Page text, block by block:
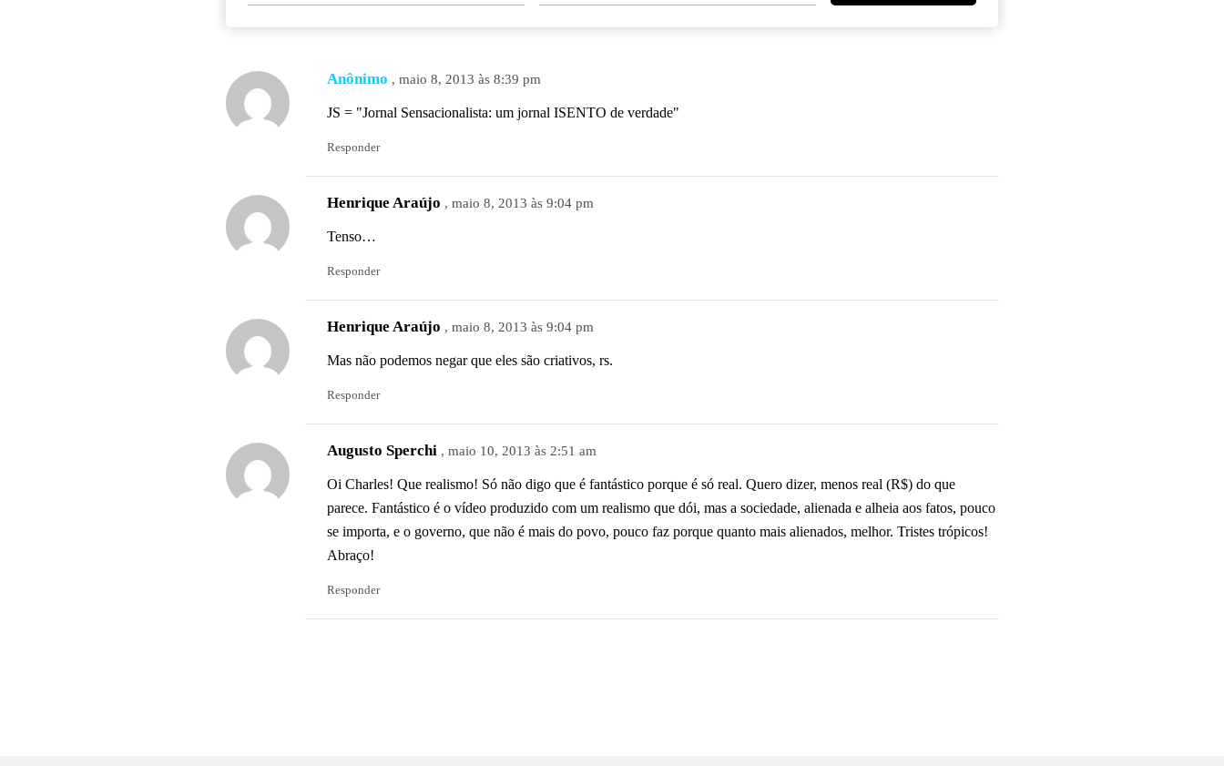
Anônimo , maio 8, 2013 às 8:39 pm
JS = "Jornal Sensacionalista: um jornal ISENTO de verdade"
Responder
Henrique Araújo , maio 8, 2013 às 9:04 pm
Tenso…
Responder
Henrique Araújo , maio 8, 2013 às 9:04 pm
Mas não podemos negar que eles são criativos, rs.
Responder
Augusto Sperchi , maio 10, 2013 às 2:51 am
Oi Charles! Que realismo! Só não digo que é fantástico porque é só real. Quero dizer, menos real (R$) do que
parece. Fantástico é o vídeo produzido com um realismo que dói, mas a sociedade, alienada e alheia aos fatos, pouco
se importa, e o governo, que não é mais do povo, pouco faz porque quanto mais alienados, melhor. Tristes trópicos!
Abraço!
Responder